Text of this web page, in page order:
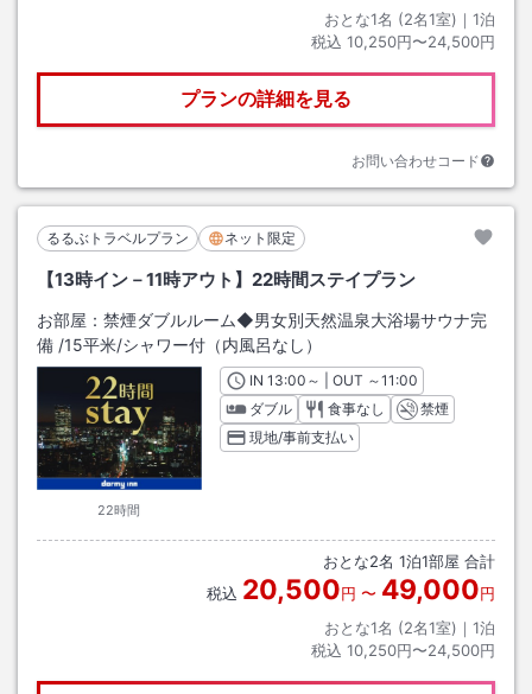
おとな1名 (2名1室)｜ 1泊
税込 10,250円〜24,500円
プランの詳細を見る
お問い合わせコード
るるぶトラベルプラン ネット限定
【13時イン－11時アウト】22時間ステイプラン
お部屋： 禁煙ダブルルーム◆男女別天然温泉大浴場サウナ完
備 /15平米/シャワー付（内風呂なし）
22時間
INチェックイン
13:00 ～ | OUT チェックアウト
～11:00
ダブル
食事なし
禁煙
現地/事前支払い
おとな2名 1泊1部屋 合計
税込 20,500円 〜 49,000円
おとな1名 (2名1室)｜ 1泊
税込 10,250円〜24,500円